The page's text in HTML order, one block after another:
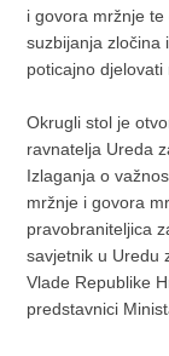
i govora mržnje
suzbijanja zločina
poticajno djelovati
Okrugli stol je
ravnatelja Ureda
Izlaganja o
mržnje i govora
pravobraniteljica
savjetnik u Uredu
Vlade Republike
predstavnici